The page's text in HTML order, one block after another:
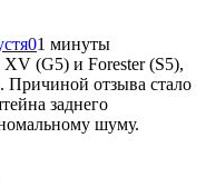
01 минуты
(G5) и Forester (S5),
Причиной отзыва стало
заднего
шуму.